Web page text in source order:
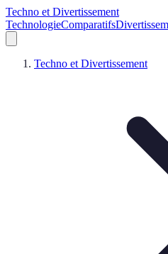
Techno et Divertissement
TechnologieComparatifs
Techno et Divertissement